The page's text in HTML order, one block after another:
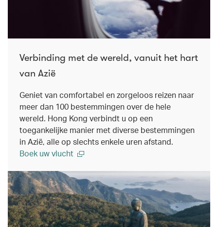
Verbinding met de wereld, vanuit het hart
van Azië
Geniet van comfortabel en zorgeloos reizen naar
meer dan 100 bestemmingen over de hele
wereld. Hong Kong verbindt u op een
toegankelijke manier met diverse bestemmingen
in Azië, alle op slechts enkele uren afstand.
Boek uw vlucht